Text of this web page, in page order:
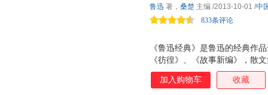
《鲁迅经典》是鲁迅的经典作
《彷徨》、《故事新编》，散
品以及杂文精品。希望通过阅
鲁迅，开拓阅读视野，获得智
833条评论
鲁迅 著， 桑楚 主编 /2013-10-01 /中
加入购物车 收藏